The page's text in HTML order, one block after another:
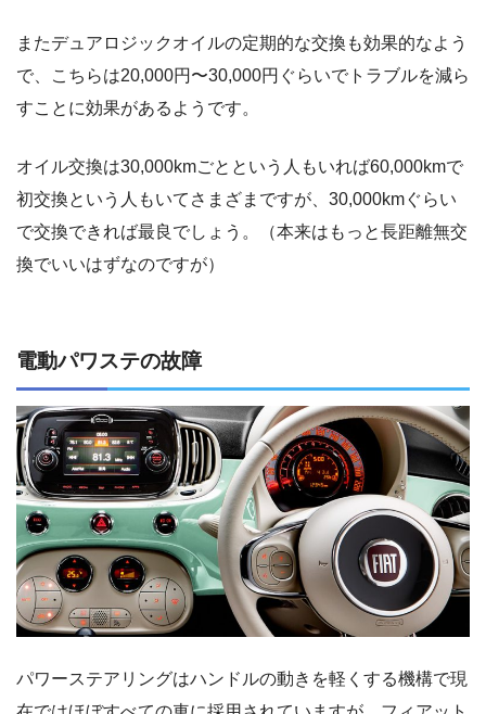
またデュアロジックオイルの定期的な交換も効果的なよう
で、こちらは20,000円〜30,000円ぐらいでトラブルを減ら
すことに効果があるようです。
オイル交換は30,000kmごとという人もいれば60,000kmで
初交換という人もいてさまざまですが、30,000kmぐらい
で交換できれば最良でしょう。（本来はもっと長距離無交
換でいいはずなのですが）
電動パワステの故障
パワーステアリングはハンドルの動きを軽くする機構で現